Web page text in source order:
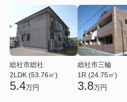
総社市総社
2LDK (53.76㎡)
5.4万円
総社市三輪
1R (24.75㎡)
3.8万円